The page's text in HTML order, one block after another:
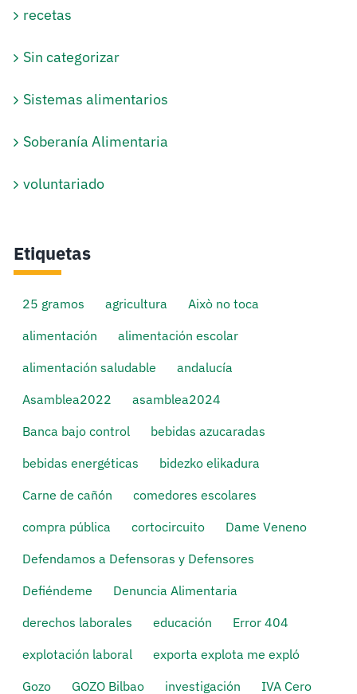
recetas
Sin categorizar
Sistemas alimentarios
Soberanía Alimentaria
voluntariado
Etiquetas
25 gramos agricultura
Això no toca
alimentación
alimentación escolar
alimentación saludable
andalucía
Asamblea2022
asamblea2024
Banca bajo control
bebidas azucaradas
bebidas energéticas
bidezko elikadura
Carne de cañón
comedores escolares
compra pública
cortocircuito
Dame Veneno
Defendamos a Defensoras y Defensores
Defiéndeme
Denuncia Alimentaria
derechos laborales
educación
Error 404
explotación laboral
exporta explota me expló
Gozo
GOZO Bilbao investigación
IVA Cero